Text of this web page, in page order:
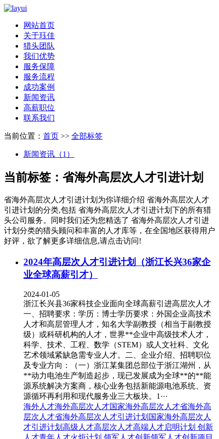
网站首页
关于珏佳
猎头团队
我们优势
服务保障
服务流程
成功案例
新闻资讯
高薪职位
联系我们
当前位置： 首页 >> 全部标签
新闻资讯（1）
当前标签： 省海外高层次人才引进计划
省海外高层次人才引进计划 为你详细介绍 省海外高层次人才
引进计划 的分类,包括 省海外高层次人才引进计划 下的所有猎
头公司服务。同时我们还为您精选了 省海外高层次人才引进
计划 分类的猎头顾问和丰富的人才库等，在全国地区获得用户
好评，欲了解更多详细信息,请点击访问!
2024年高层次人才引进计划（浙江长兴36家企
业全球高薪引才）
2024-01-05
浙江长兴县36家科技企业面向全球高薪引进高层次人才
一、招聘要求：学历：博士学历要求：外国企业高技术
人才和高层管理人才，知名大学副教授（相当于副教授
级）或科研机构的人才，世界**企业中高级技术人才，
科学、技术、工程、数学（STEM）或人文社科、文化
艺术领域紧缺急需专业人才。二、企业介绍、招聘职位
及专业方向：（一）浙江某集团总部位于浙江湖州，从
**动力电池生产制造起步，现已发展成为全球**的**能
源系统解决方案商，核心业务包括新能源电池系统、资
源循环再利用和现代服务业三大板块。1···
海外人才海外高层次人才国家海外高层次人才省海外高
层次人才省海外高层次人才引进计划 国家海外高层次人
才引进计划 高级人才高层次人才高端人才启明计划 创新